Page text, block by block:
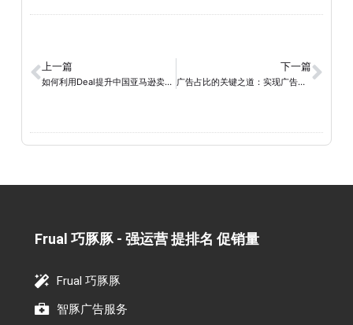
上一篇
如何利用Deal提升中国亚马逊卖家的Listing销量
下一篇
广告占比的关键之道：实现广告投资回报最大化的秘诀
Frual 巧豚豚 - 强运营 提排名 促销量​
Frual 巧豚豚
智豚广告服务